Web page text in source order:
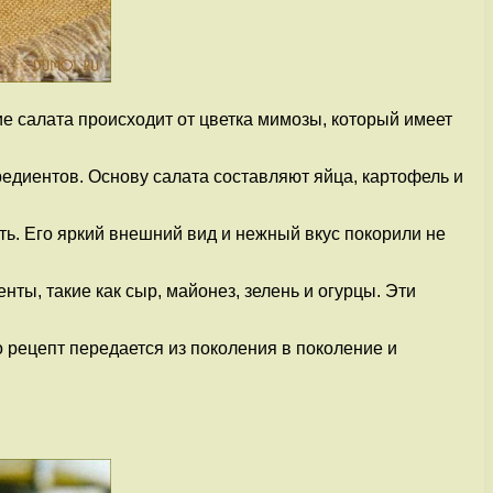
происходит от цветка мимозы, который имеет
Основу салата составляют яйца, картофель и
Его яркий внешний вид и нежный вкус покорили не
такие как сыр, майонез, зелень и огурцы. Эти
передается из поколения в поколение и